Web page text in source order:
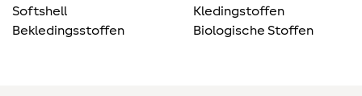
Softshell
Bekledingsstoffen
Kledingstoffen
Biologische Stoffen